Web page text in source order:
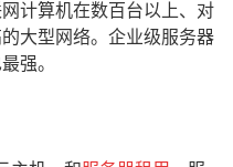
计算机在数百台以上、对
大型网络。企业级服务器
强。